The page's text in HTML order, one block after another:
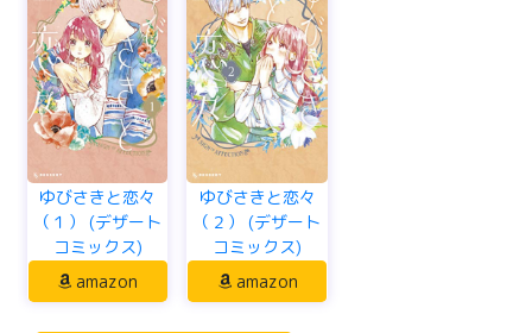
ゆびさきと恋々
（１） (デザート
コミックス)
amazon
ゆびさきと恋々
（２） (デザート
コミックス)
amazon